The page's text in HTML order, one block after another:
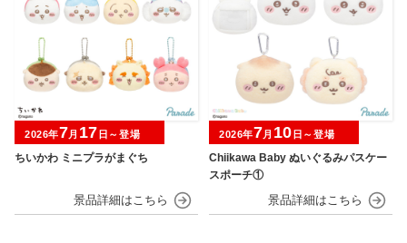
ちいかわ ミニプラがまぐち
2026年7月 17 日～登場
Chiikawa Baby ぬいぐるみパスケー
スポーチ①
2026年7月 10 日～登場